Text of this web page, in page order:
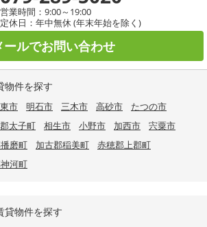
営業時間：9:00～19:00
定休日：年中無休 (年末年始を除く)
ールでお問い合わせ
物件を探す
市 明石市 三木市 高砂市
たつの市
太子町 相生市 小野市 加西市
宍粟市
磨町 加古郡稲美町
赤穂郡上郡町
河町
貸物件を探す